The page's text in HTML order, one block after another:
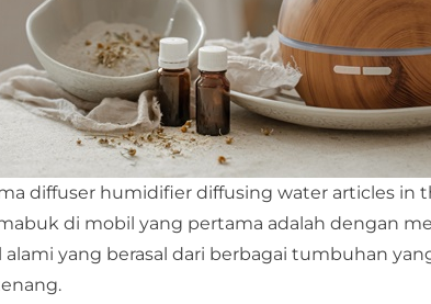
diffuser humidifier diffusing water articles in
di mobil yang pertama adalah dengan
alami yang berasal dari berbagai tumbuhan